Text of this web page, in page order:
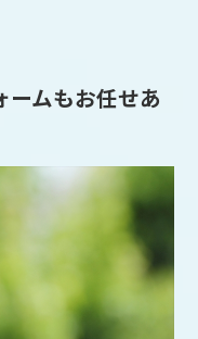
ムもお任せあ